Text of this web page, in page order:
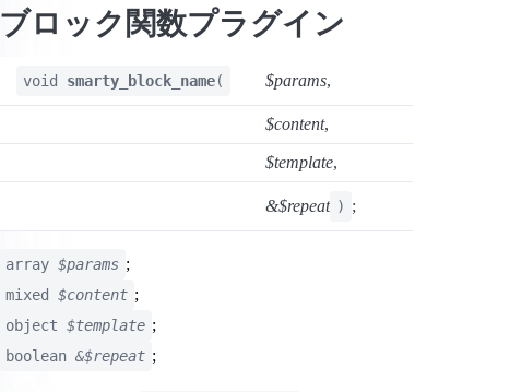
ブロック関数プラグイン
void smarty_block_name( $params,
$content,
$template,
&$repeat ) ;
array $params ;
mixed $content ;
object $template ;
boolean &$repeat ;